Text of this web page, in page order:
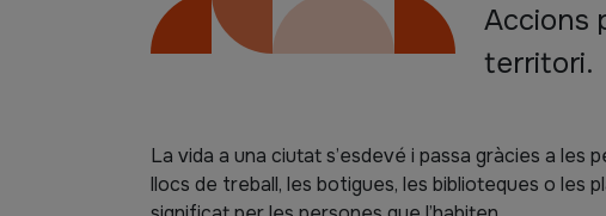
Accions
territori.
Cos
La vida a una ciutat s’esdevé i passa gràcies a
llocs de treball, les botigues, les biblioteques o les